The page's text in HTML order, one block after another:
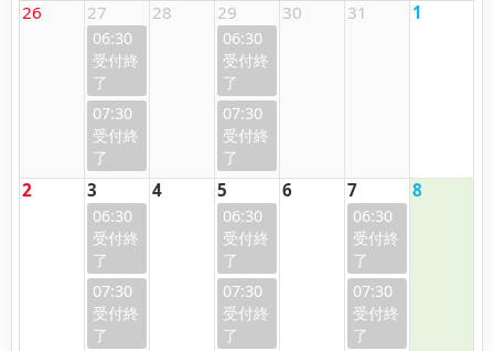
26 27
06:30
07:30
28 29
06:30
07:30
30 31 1
2 3
06:30
07:30
4 5
06:30
07:30
6 7
06:30
07:30
8